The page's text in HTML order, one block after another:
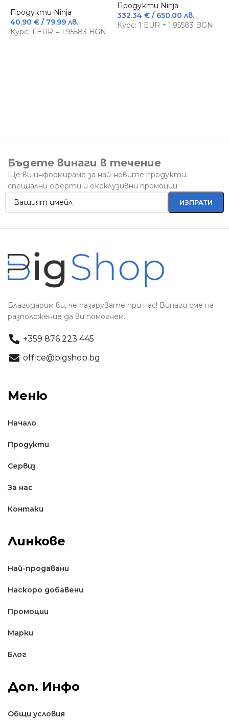
Продукти Ninja
40.90 € / 79.99 лв.
Курс: 1 EUR = 1.95583 BGN
Продукти Ninja
332.34 €/ 650.00 лв.
Курс: 1 EUR = 1.95583 BGN
Бъдете винаги в течение
Ще ви информираме за най-новите продукти,
специални оферти и ексклузивни промоции
Благодарим ви, че пазарувате при нас! Винаги сме на
разположение да ви помогнем.
+359 876 223 445
office@bigshop.bg
Меню
Начало
Продукти
Сервиз
За нас
Контаки
Линкове
Най-продавани
Наскоро добавени
Промоции
Марки
Блог
Доп. Инфо
Общи условия